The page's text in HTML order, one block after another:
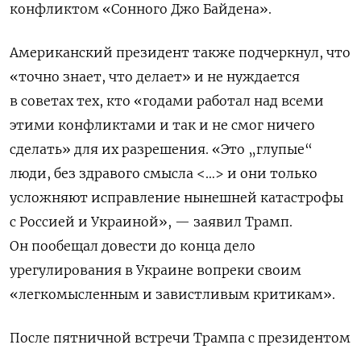
конфликтом «Сонного Джо Байдена».
Американский президент также подчеркнул, что
«точно знает, что делает» и не нуждается
в советах тех, кто «годами работал над всеми
этими конфликтами и так и не смог ничего
сделать» для их разрешения. «Это „глупые“
люди, без здравого смысла <…> и они только
усложняют исправление нынешней катастрофы
с Россией и Украиной», — заявил Трамп.
Он пообещал довести до конца дело
урегулирования в Украине вопреки своим
«легкомысленным и завистливым критикам».
После пятничной встречи Трампа с президентом